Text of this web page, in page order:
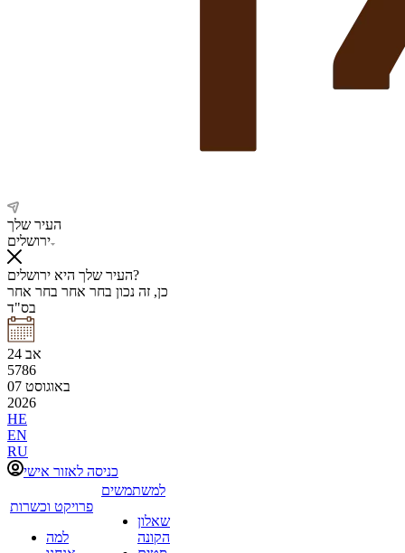
העיר שלך
ירושלים
העיר שלך היא ירושלים?
כן, זה נכון בחר אחר בחר אחר
בס"ד
24 אב
5786
07 באוגוסט
2026
HE
EN
RU
כניסה לאזור אישי
פרויקט וכשרות
למה
למשתמשים
שאלון
הקונה